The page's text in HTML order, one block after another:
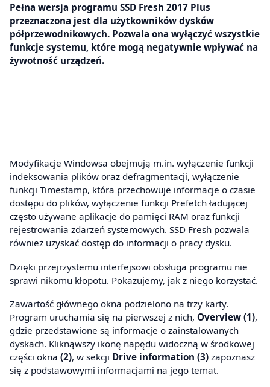
Pełna wersja programu SSD Fresh 2017 Plus
przeznaczona jest dla użytkowników dysków
półprzewodnikowych. Pozwala ona wyłączyć wszystkie
funkcje systemu, które mogą negatywnie wpływać na
żywotność urządzeń.
Modyfikacje Windowsa obejmują m.in. wyłączenie funkcji
indeksowania plików oraz defragmentacji, wyłączenie
funkcji Timestamp, która przechowuje informacje o czasie
dostępu do plików, wyłączenie funkcji Prefetch ładującej
często używane aplikacje do pamięci RAM oraz funkcji
rejestrowania zdarzeń systemowych. SSD Fresh pozwala
również uzyskać dostęp do informacji o pracy dysku.
Dzięki przejrzystemu interfejsowi obsługa programu nie
sprawi nikomu kłopotu. Pokazujemy, jak z niego korzystać.
Zawartość głównego okna podzielono na trzy karty.
Program uruchamia się na pierwszej z nich, Overview (1),
gdzie przedstawione są informacje o zainstalowanych
dyskach. Kliknąwszy ikonę napędu widoczną w środkowej
części okna (2), w sekcji Drive information (3) zapoznasz
się z podstawowymi informacjami na jego temat.